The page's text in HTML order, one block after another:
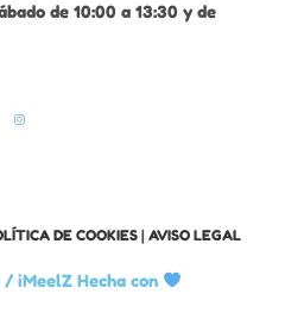
de 10:00 a 13:30 y de
DE COOKIES| AVISO LEGAL
/iMeelZ Hecha con